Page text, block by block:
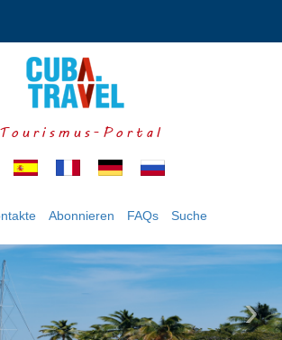
Tourismus-Portal
Abonnieren FAQs Suche
›